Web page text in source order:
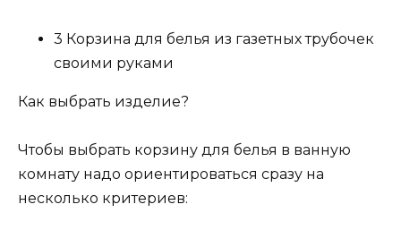
3 Корзина для белья из газетных трубочек
своими руками
Как выбрать изделие?
Чтобы выбрать корзину для белья в ванную
комнату надо ориентироваться сразу на
несколько критериев: